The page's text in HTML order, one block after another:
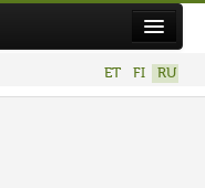
ET FI RU